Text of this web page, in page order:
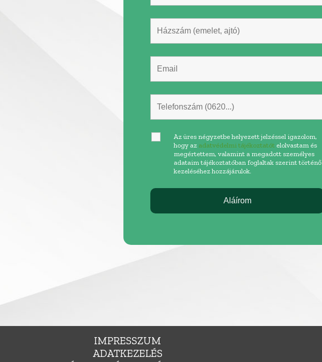
Az üres négyzetbe helyezett jelzéssel igazolom,
hogy az adatvédelmi tájékoztatót elolvastam és
megértettem, valamint a megadott személyes
adataim tájékoztatóban foglaltak szerint történő
kezeléséhez hozzájárulok.
IMPRESSZUM
ADATKEZELÉS